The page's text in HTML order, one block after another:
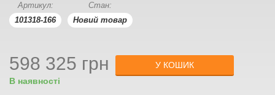
Артикул:
101318-166
Стан:
Новий товар
598 325 грн
В наявності
У КОШИК